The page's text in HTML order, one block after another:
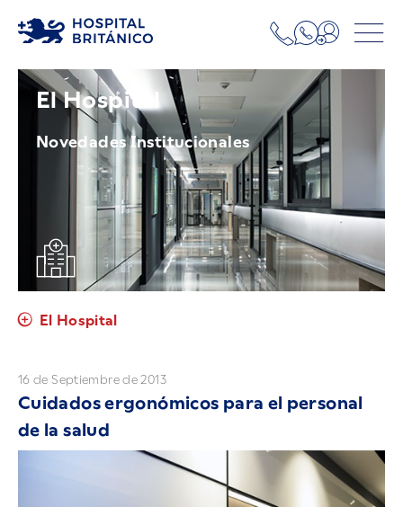
El Hospital
Novedades Institucionales
El Hospital
16 de Septiembre de 2013
Cuidados ergonómicos para el personal
de la salud